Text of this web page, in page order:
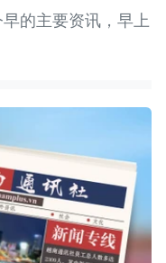
的主要资讯，早上